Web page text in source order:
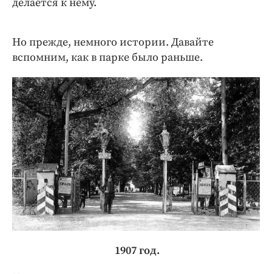
Но прежде, немного истории. Давайте
вспомним, как в парке было раньше.
1907 год.